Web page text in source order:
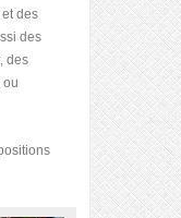
des
des
des
ou